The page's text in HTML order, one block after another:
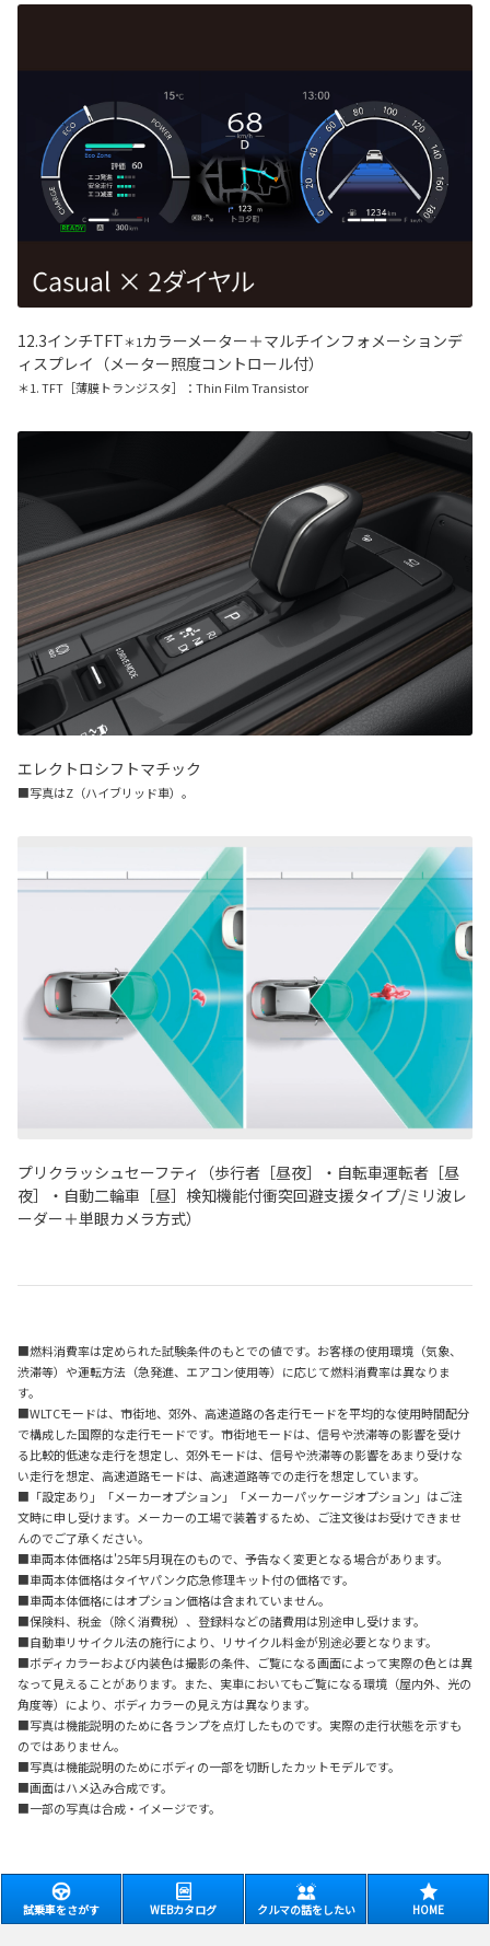
12.3インチTFT＊1カラーメーター＋マルチインフォメーションデ
ィスプレイ（メーター照度コントロール付）
＊1. TFT［薄膜トランジスタ］：Thin Film Transistor
エレクトロシフトマチック
■写真はZ（ハイブリッド車）。
プリクラッシュセーフティ（歩行者［昼夜］・自転車運転者［昼
夜］・自動二輪車［昼］検知機能付衝突回避支援タイプ/ミリ波レ
ーダー＋単眼カメラ方式）
■燃料消費率は定められた試験条件のもとでの値です。お客様の使用環境（気象、
渋滞等）や運転方法（急発進、エアコン使用等）に応じて燃料消費率は異なりま
す。
■WLTCモードは、市街地、郊外、高速道路の各走行モードを平均的な使用時間配分
で構成した国際的な走行モードです。市街地モードは、信号や渋滞等の影響を受け
る比較的低速な走行を想定し、郊外モードは、信号や渋滞等の影響をあまり受けな
い走行を想定、高速道路モードは、高速道路等での走行を想定しています。
■「設定あり」「メーカーオプション」「メーカーパッケージオプション」はご注
文時に申し受けます。メーカーの工場で装着するため、ご注文後はお受けできませ
んのでご了承ください。
■車両本体価格は'25年5月現在のもので、予告なく変更となる場合があります。
■車両本体価格はタイヤパンク応急修理キット付の価格です。
■車両本体価格にはオプション価格は含まれていません。
■保険料、税金（除く消費税）、登録料などの諸費用は別途申し受けます。
■自動車リサイクル法の施行により、リサイクル料金が別途必要となります。
■ボディカラーおよび内装色は撮影の条件、ご覧になる画面によって実際の色とは異
なって見えることがあります。また、実車においてもご覧になる環境（屋内外、光の
角度等）により、ボディカラーの見え方は異なります。
■写真は機能説明のために各ランプを点灯したものです。実際の走行状態を示すも
のではありません。
■写真は機能説明のためにボディの一部を切断したカットモデルです。
■画面はハメ込み合成です。
■一部の写真は合成・イメージです。
試乗車をさがす WEBカタログ クルマの話をしたい HOME